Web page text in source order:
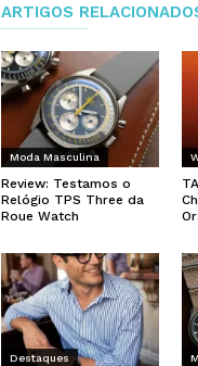
ARTIGOS
Moda Masculina
Review: Testamos o
Relógio TPS Three da
Roue Watch
Destaques